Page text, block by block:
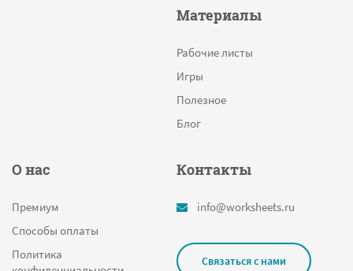
Материалы
Рабочие листы
Игры
Полезное
Блог
О нас
Премиум
Способы оплаты
Политика
Контакты
info@worksheets.ru
Связаться с нами